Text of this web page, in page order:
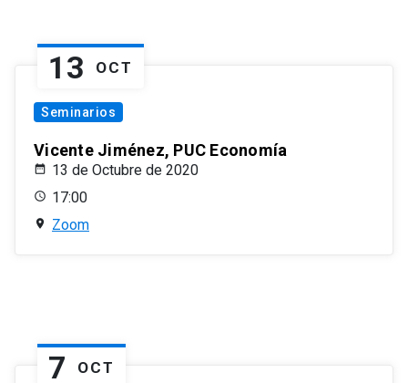
13 OCT
Seminarios
Vicente Jiménez, PUC Economía
13 de Octubre de 2020
17:00
Zoom
7 OCT